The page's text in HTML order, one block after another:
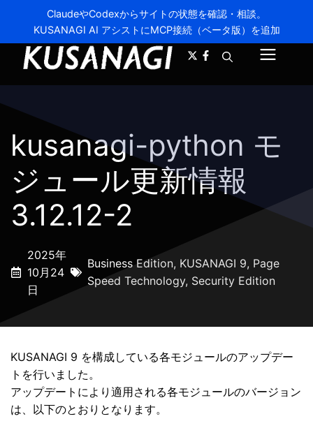
ClaudeやCodexからサイトの状態を確認・相談。
KUSANAGI AI アシストにMCP接続（ベータ版）を追加
ニ
kusanagi-python モ
ジュール更新情報
3.12.12-2
2025年
10月24
日
Business Edition, KUSANAGI 9, Page
Speed Technology, Security Edition
KUSANAGI 9 を構成している各モジュールのアップデー
トを行いました。
アップデートにより適用される各モジュールのバージョン
は、以下のとおりとなります。
A- A+